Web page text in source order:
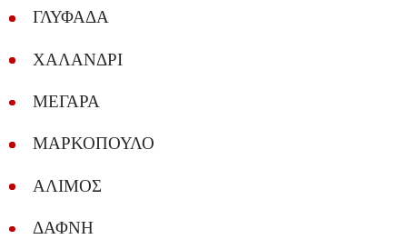
ΓΛΥΦΑΔΑ
ΧΑΛΑΝΔΡΙ
ΜΕΓΑΡΑ
ΜΑΡΚΟΠΟΥΛΟ
ΑΛΙΜΟΣ
ΔΑΦΝΗ